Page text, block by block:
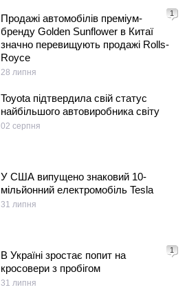
1
Продажі автомобілів преміум-
бренду Golden Sunflower в Китаї
значно перевищують продажі Rolls-
Royce
28 липня
Toyota підтвердила свій статус
найбільшого автовиробника світу
02 серпня
У США випущено знаковий 10-
мільйонний електромобіль Tesla
31 липня
1
В Україні зростає попит на
кросовери з пробігом
31 липня